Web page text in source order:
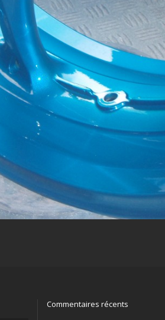
Commentaires récents